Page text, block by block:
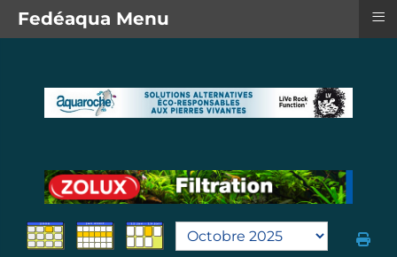
Fedéaqua Menu ≡